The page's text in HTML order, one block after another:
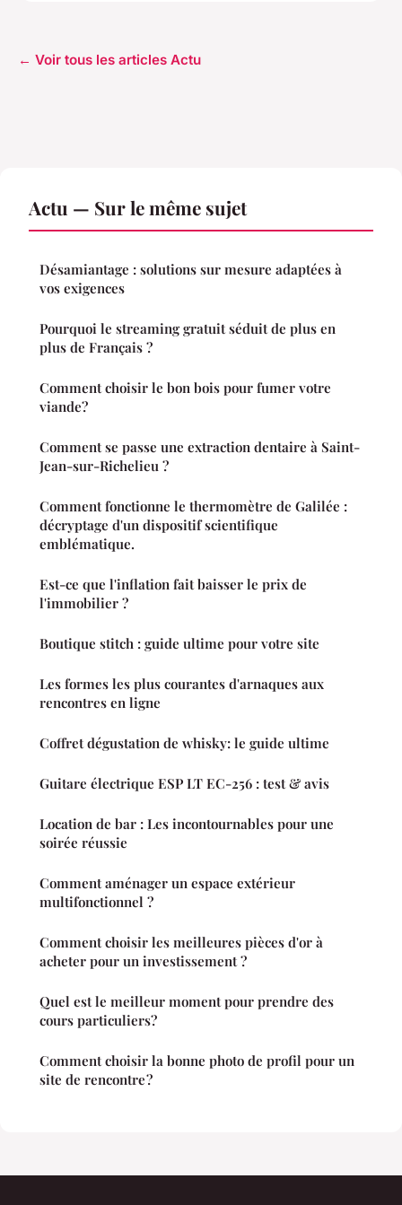
← Voir tous les articles Actu
Actu — Sur le même sujet
Désamiantage : solutions sur mesure adaptées à
vos exigences
Pourquoi le streaming gratuit séduit de plus en
plus de Français ?
Comment choisir le bon bois pour fumer votre
viande?
Comment se passe une extraction dentaire à Saint-
Jean-sur-Richelieu ?
Comment fonctionne le thermomètre de Galilée :
décryptage d'un dispositif scientifique
emblématique.
Est-ce que l'inflation fait baisser le prix de
l'immobilier ?
Boutique stitch : guide ultime pour votre site
Les formes les plus courantes d'arnaques aux
rencontres en ligne
Coffret dégustation de whisky: le guide ultime
Guitare électrique ESP LT EC-256 : test & avis
Location de bar : Les incontournables pour une
soirée réussie
Comment aménager un espace extérieur
multifonctionnel ?
Comment choisir les meilleures pièces d'or à
acheter pour un investissement ?
Quel est le meilleur moment pour prendre des
cours particuliers?
Comment choisir la bonne photo de profil pour un
site de rencontre ?